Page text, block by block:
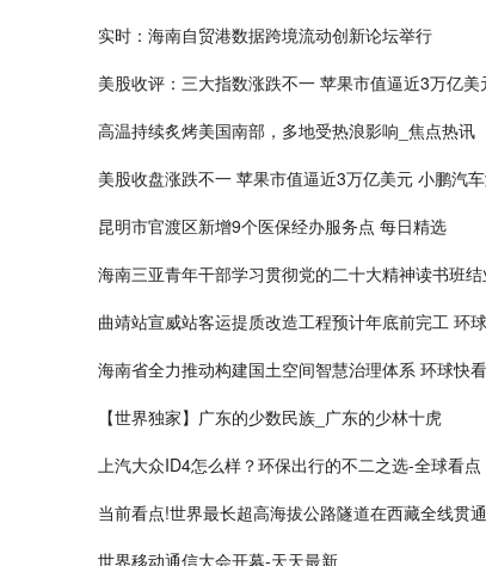
实时：海南自贸港数据跨境流动创新论坛举行
美股收评：三大指数涨跌不一 苹果市值逼近3万亿美
高温持续炙烤美国南部，多地受热浪影响_焦点热讯
美股收盘涨跌不一 苹果市值逼近3万亿美元 小鹏汽
昆明市官渡区新增9个医保经办服务点 每日精选
海南三亚青年干部学习贯彻党的二十大精神读书班结
曲靖站宣威站客运提质改造工程预计年底前完工 环
海南省全力推动构建国土空间智慧治理体系 环球快
【世界独家】广东的少数民族_广东的少林十虎
上汽大众ID4怎么样？环保出行的不二之选-全球看点
当前看点!世界最长超高海拔公路隧道在西藏全线贯通
世界移动通信大会开幕-天天最新